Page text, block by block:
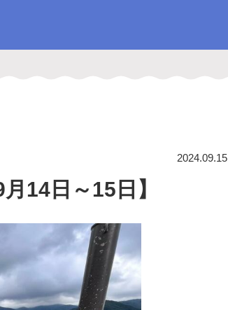
2024.09.15
14日～15日】